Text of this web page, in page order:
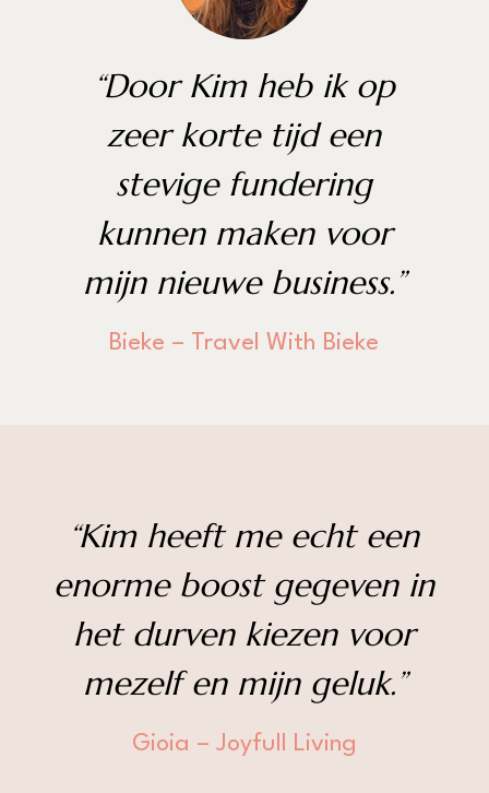
“Door Kim heb ik op
zeer korte tijd een
stevige fundering
kunnen maken voor
mijn nieuwe business.”
Bieke – Travel With Bieke
“Kim heeft me echt een
enorme boost gegeven in
het durven kiezen voor
mezelf en mijn geluk.”
Gioia – Joyfull Living